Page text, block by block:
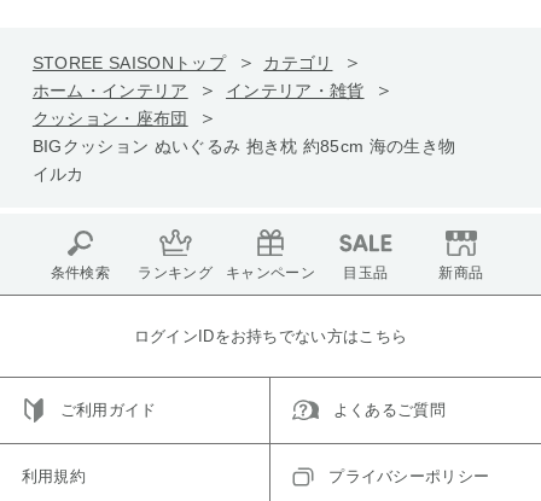
STOREE SAISONトップ
カテゴリ
ホーム・インテリア
インテリア・雑貨
クッション・座布団
BIGクッション ぬいぐるみ 抱き枕 約85cm 海の生き物
イルカ
条件検索 ランキング キャンペーン 目玉品 新商品
ログインIDをお持ちでない方はこちら
ご利用ガイド よくあるご質問
利用規約 プライバシーポリシー